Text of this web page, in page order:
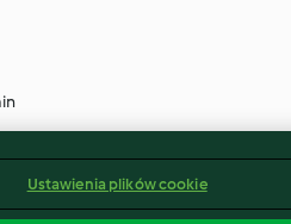
Ustawienia plików cookie